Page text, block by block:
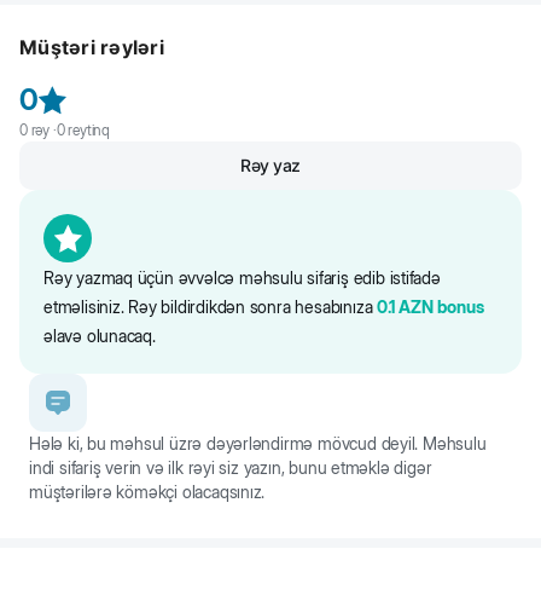
toqqalar ilə bağlanır. Xalta qayışı üçün halqa ilə təchiz edilib.
Müştəri rəyləri
0
0rəy ·0reytinq
Rəy yazmaq üçün əvvəlcə məhsulu sifariş edib istifadə
etməlisiniz. Rəy bildirdikdən sonra hesabınıza0.1 AZN bonus
əlavə olunacaq.
Rəy yaz
Hələ ki, bu məhsul üzrə dəyərləndirmə mövcud deyil. Məhsulu
indi sifariş verin və ilk rəyi siz yazın, bunu etməklə digər
müştərilərə köməkçi olacaqsınız.